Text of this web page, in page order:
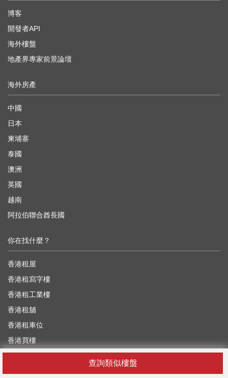
查詢類似樓盤
博客
開發者API
海外樓盤
地產界專家前景論壇
海外房產
中國
日本
柬埔寨
泰國
澳洲
英國
越南
阿拉伯聯合酋長國
你在找什麼？
香港租屋
香港租寫字樓
香港租工業樓
香港租舖
香港租車位
香港買樓